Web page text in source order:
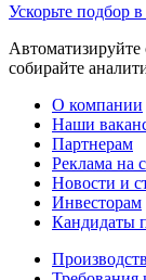
Ускорьте подбор
Автоматизируйте
собирайте
О компании
Наши
Партнерам
Реклама на
Новости и
Инвесторам
Кандидаты